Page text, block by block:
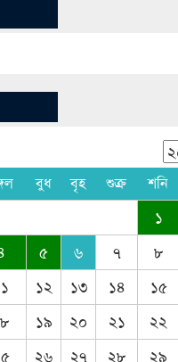
বুধ বৃহ শুক্র শনি
১
৫ ৬ ৭ ৮
১২ ১৩ ১৪ ১৫
১৯ ২০ ২১ ২২
২৬ ২৭ ২৮ ২৯